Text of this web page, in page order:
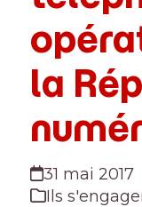
la
31 mai 2017
Ils